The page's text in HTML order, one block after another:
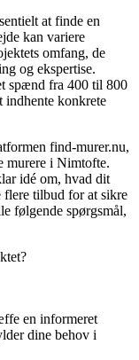
at finde en
kan variere
omfang, de
og ekspertise.
spænd fra 400 til 800
indhente konkrete
find-murer.nu,
murere i Nimtofte.
idé om, hvad dit
tilbud for at sikre
følgende spørgsmål,
en informeret
dine behov i